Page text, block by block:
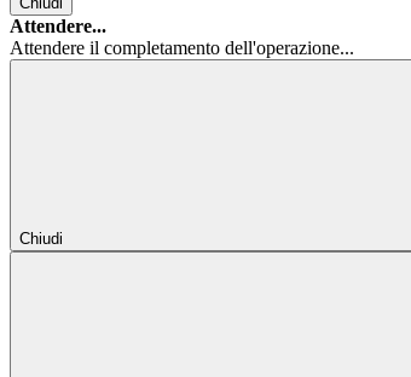
Attendere...
Attendere il completamento dell'operazione...
Chiudi